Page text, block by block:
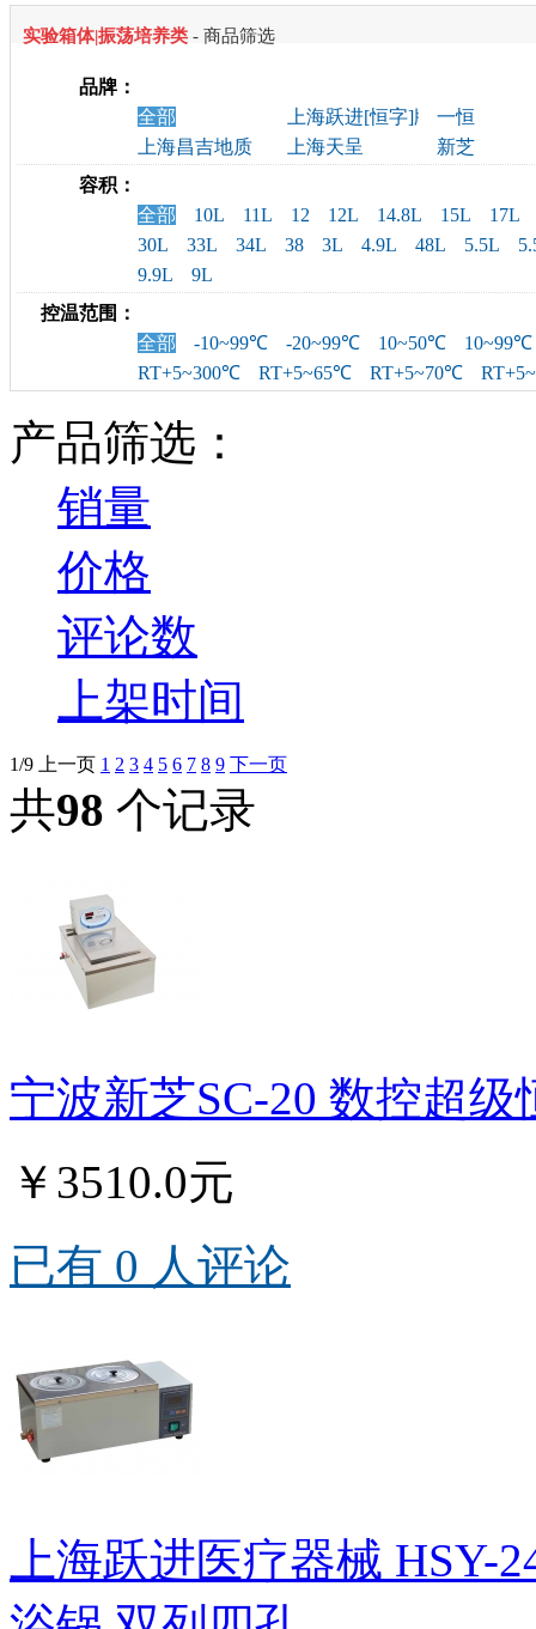
实验箱体|振荡培养类 - 商品筛选
品牌：
全部
上海跃进[恒字]牌
一恒
上海昌吉地质
上海天呈
新芝
容积：
全部
10L 11L 12 12L 14.8L 15L
17L
30L
33L 34L 38 3L 4.9L 48L 5.5L
9.9L
9L
控温范围：
全部
-10~99℃ -20~99℃ 10~50℃
10~99℃
RT+5~300℃
RT+5~65℃ RT+5~70℃
产品筛选：
销量
价格
评论数
上架时间
1/9 上一页 1 2 3 4 5 6 7 8 9 下一页
共98 个记录
宁波新芝SC-20 数控超级
￥3510.0元
已有 0 人评论
上海跃进医疗器械 HSY-